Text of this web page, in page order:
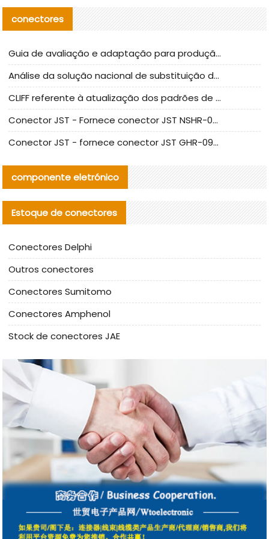
conectores
Guia de avaliação e adaptação para produção em massa de componentes de cabos nacionais CNC Tech
Análise da solução nacional de substituição da linha de alta frequência I-PEX
CLIFF referente à atualização dos padrões de teste de conectores nacionais
Conector JST - Fornece conector JST NSHR-02V-S original | substituto
Conector JST - fornece conector JST GHR-09V-S autêntico | substituto
componente eletrónico
Estoque de conectores
Conectores Delphi
Outros conectores
Conectores Sumitomo
Conectores Amphenol
Stock de conectores JAE